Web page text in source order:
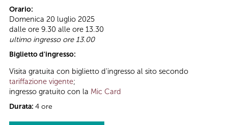
Orario:
Domenica 20 luglio 2025
dalle ore 9.30 alle ore 13.30
ultimo ingresso ore 13.00
Biglietto d'ingresso:
Visita gratuita con biglietto d'ingresso al sito secondo
tariffazione vigente;
ingresso gratuito con la Mic Card
Durata: 4 ore